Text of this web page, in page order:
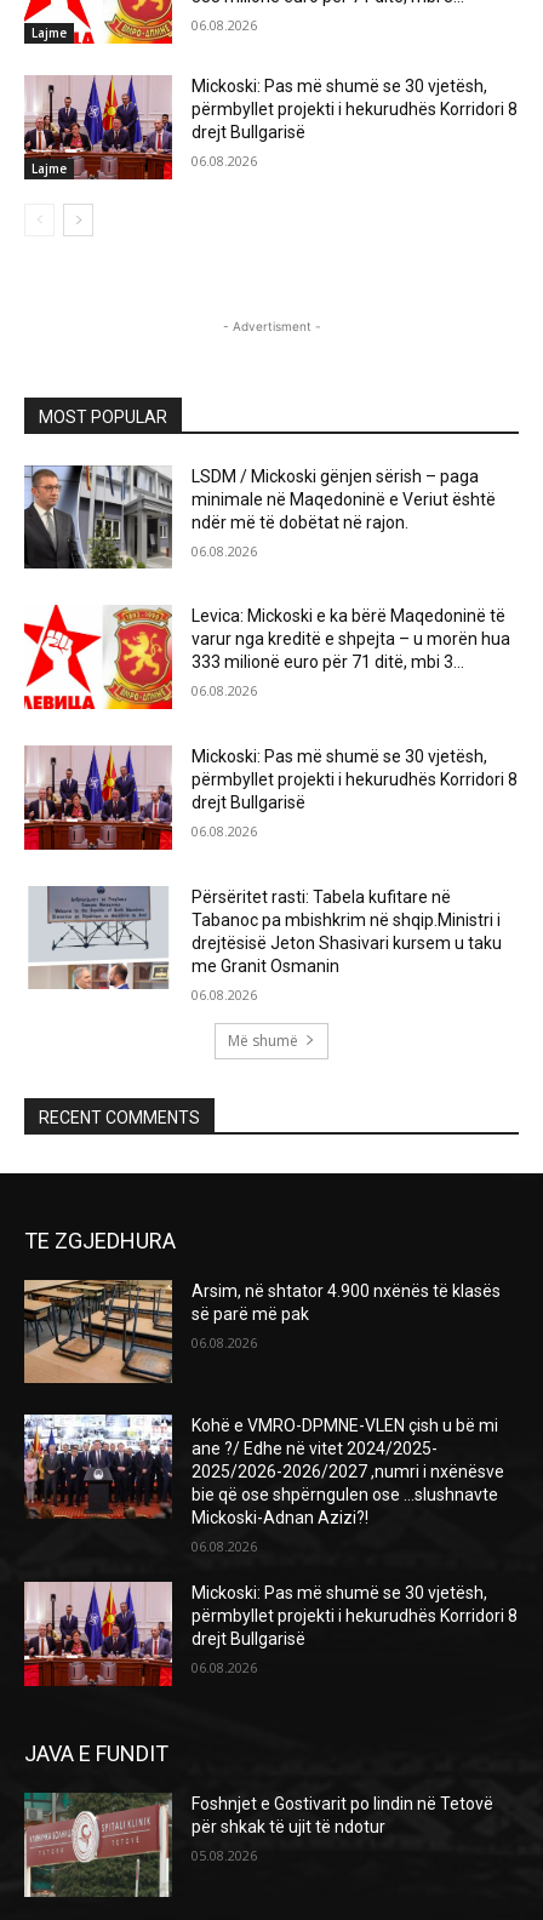
Lajme 06.08.2026
Lajme
Mickoski: Pas më shumë se 30 vjetësh,
përmbyllet projekti i hekurudhës Korridori 8
drejt Bullgarisë
06.08.2026
- Advertisment -
MOST POPULAR
LSDM / Mickoski gënjen sërish – paga
minimale në Maqedoninë e Veriut është
ndër më të dobëtat në rajon.
06.08.2026
Levica: Mickoski e ka bërë Maqedoninë të
varur nga kreditë e shpejta – u morën hua
333 milionë euro për 71 ditë, mbi 3...
06.08.2026
Mickoski: Pas më shumë se 30 vjetësh,
përmbyllet projekti i hekurudhës Korridori 8
drejt Bullgarisë
06.08.2026
Përsëritet rasti: Tabela kufitare në
Tabanoc pa mbishkrim në shqip.Ministri i
drejtësisë Jeton Shasivari kursem u taku
me Granit Osmanin
06.08.2026
Më shumë
RECENT COMMENTS
TE ZGJEDHURA
Arsim, në shtator 4.900 nxënës të klasës
së parë më pak
06.08.2026
Kohë e VMRO-DPMNE-VLEN çish u bë mi
ane ?/ Edhe në vitet 2024/2025-
2025/2026-2026/2027 ,numri i nxënësve
bie që ose shpërngulen ose …slushnavte
Mickoski-Adnan Azizi?!
06.08.2026
Mickoski: Pas më shumë se 30 vjetësh,
përmbyllet projekti i hekurudhës Korridori 8
drejt Bullgarisë
06.08.2026
JAVA E FUNDIT
Foshnjet e Gostivarit po lindin në Tetovë
për shkak të ujit të ndotur
05.08.2026